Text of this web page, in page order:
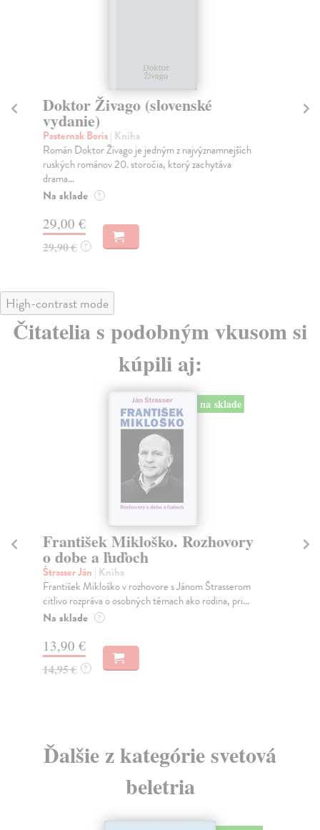
Doktor Živago (slovenské
vydanie)
Pasternak Boris| Kniha
Román Doktor Živago je jedným z najvýznamnejších
ruských románov 20. storočia, ktorý zachytáva
drama...
Na sklade ?
29,00 €
29,90 € ?
High-contrast mode
Čitatelia s podobným vkusom si
kúpili aj:
na sklade
František Mikloško. Rozhovory
o dobe a ľuďoch
Štrasser Ján | Kniha
František Mikloško v rozhovore s Jánom Štrasserom
citlivo rozpráva o osobných témach ako rodina, pri...
Na sklade ?
13,90 €
14,95 € ?
Ďalšie z kategórie svetová
beletria